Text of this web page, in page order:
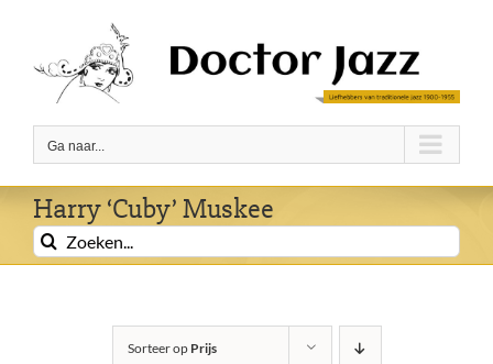
inhoud
Ga naar...
Harry ‘Cuby’ Muskee
Zoeken
naar:
Sorteer op Prijs